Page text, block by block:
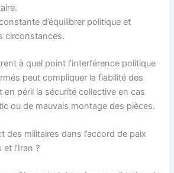
d’équilibrer politique et
circonstances.
à quel point l’interférence politique
peut compliquer la fiabilité des
péril la sécurité collective en cas
ou de mauvais montage des pièces.
des militaires dans l’accord de paix
l’Iran ?